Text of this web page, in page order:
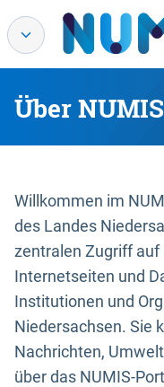
Über NUMIS
Willkommen im
des Landes
zentralen Zugriff
Internetseiten und
Institutionen und
Niedersachsen. Sie
Nachrichten,
über das NUMIS-